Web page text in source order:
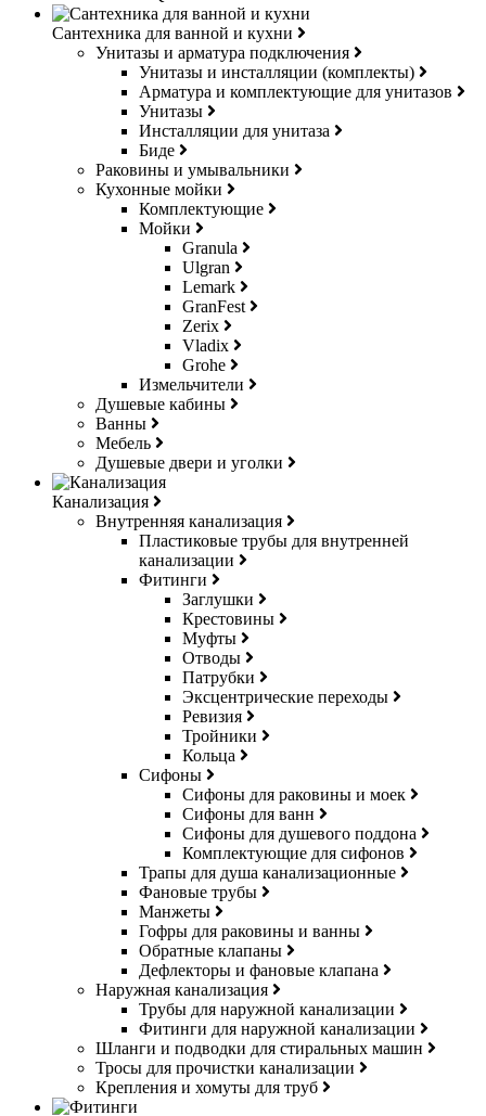
Сантехника для ванной и кухни
Унитазы и арматура подключения
Унитазы и инсталляции (комплекты)
Арматура и комплектующие для унитазов
Унитазы
Инсталляции для унитаза
Биде
Раковины и умывальники
Кухонные мойки
Комплектующие
Мойки
Granula
Ulgran
Lemark
GranFest
Zerix
Vladix
Grohe
Измельчители
Душевые кабины
Ванны
Мебель
Душевые двери и уголки
Канализация
Внутренняя канализация
Пластиковые трубы для внутренней
канализации
Фитинги
Заглушки
Крестовины
Муфты
Отводы
Патрубки
Эксцентрические переходы
Ревизия
Тройники
Кольца
Сифоны
Сифоны для раковины и моек
Сифоны для ванн
Сифоны для душевого поддона
Комплектующие для сифонов
Трапы для душа канализационные
Фановые трубы
Манжеты
Гофры для раковины и ванны
Обратные клапаны
Дефлекторы и фановые клапана
Наружная канализация
Трубы для наружной канализации
Фитинги для наружной канализации
Шланги и подводки для стиральных машин
Тросы для прочистки канализации
Крепления и хомуты для труб